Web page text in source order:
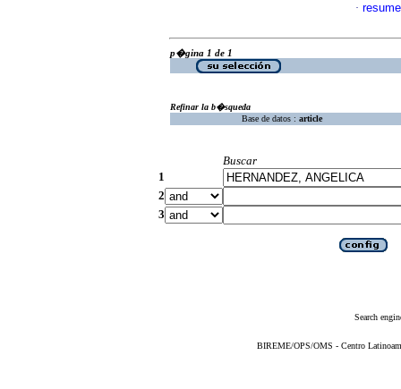
·
p�gina 1 de 1
Refinar la b�squeda
Base de datos : article
Buscar
1
2
3
Search
BIREME/OPS/OMS - Centro